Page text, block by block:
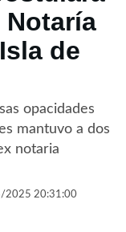
Notaría
de
opacidades
mantuvo a dos
notaria
2025 20:31:00